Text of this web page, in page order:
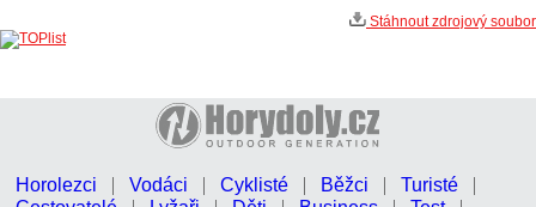
Stáhnout zdrojový soubor
Horolezci Vodáci Cyklisté Běžci
Turisté